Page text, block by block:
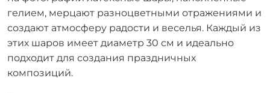
гелием, мерцают разноцветными отражениями и
создают атмосферу радости и веселья. Каждый из
этих шаров имеет диаметр 30 см и идеально
подходит для создания праздничных
композиций.